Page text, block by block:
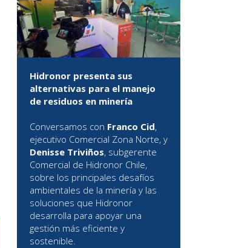
Hidronor presenta sus
alternativas para el manejo
de residuos en minería
Conversamos con Franco Cid,
ejecutivo Comercial Zona Norte, y
Denisse Triviños, subgerente
Comercial de Hidronor Chile,
sobre los principales desafíos
ambientales de la minería y las
soluciones que Hidronor
desarrolla para apoyar una
gestión más eficiente y
sostenible.